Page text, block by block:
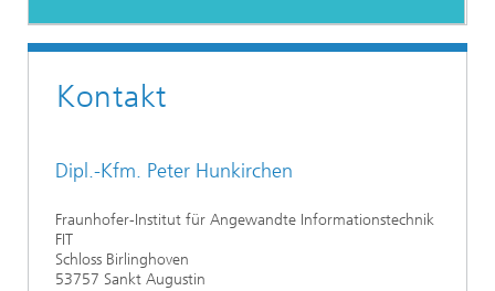
Kontakt
Dipl.-Kfm. Peter Hunkirchen
Fraunhofer-Institut für Angewandte Informationstechnik
FIT
Schloss Birlinghoven
53757 Sankt Augustin